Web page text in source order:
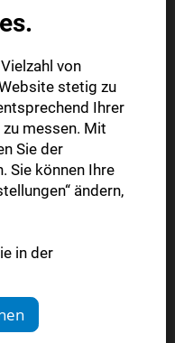
(Mo.-Sa.)
(Mo.-So.)
StN-App
von
stetig zu
Ihrer
messen. Mit
Sie der
Sie können Ihre
ändern,
in der